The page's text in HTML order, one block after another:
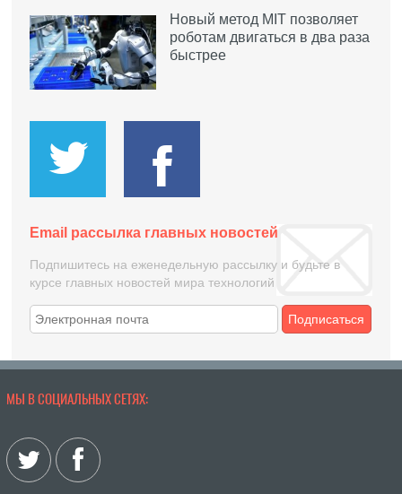
Новый метод MIT позволяет
роботам двигаться в два раза
быстрее
Email рассылка главных новостей
Подпишитесь на еженедельную рассылку и будьте в
курсе главных новостей мира технологий
Подписаться
МЫ В СОЦИАЛЬНЫХ СЕТЯХ: